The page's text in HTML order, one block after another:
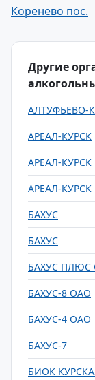
Коренево пос.
Другие
АЛТУФЬЕВО-К
АРЕАЛ-КУРСК
АРЕАЛ-
АРЕАЛ-КУРСК
БАХУС
БАХУС
БАХУС ПЛЮС
БАХУС-8 ОАО
БАХУС-4 ОАО
БАХУС-7
БИОК